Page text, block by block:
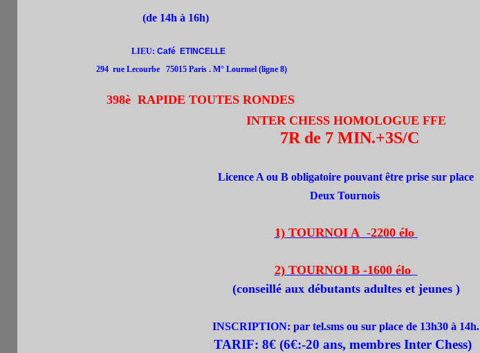
(de 14h à 16h)
LIEU: Café ETINCELLE
294 rue Lecourbe 75015 Paris . M° Lourmel (ligne 8)
398è RAPIDE TOUTES RONDES
INTER CHESS HOMOLOGUE FFE
7R de 7 MIN.+3S/C
Licence A ou B obligatoire pouvant être prise sur place
Deux Tournois
1) TOURNOI A -2200 élo
2) TOURNOI B -1600 élo
(conseillé aux débutants adultes et jeunes)
INSCRIPTION: par tel.sms ou sur place de 13h30 à 14h.
TARIF: 8€ (6€:-20 ans, membres Inter Chess)